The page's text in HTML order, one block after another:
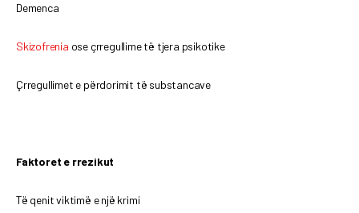
Demenca
Skizofrenia ose çrregullime të tjera psikotike
Çrregullimet e përdorimit të substancave
Faktoret e rrezikut
Të qenit viktimë e një krimi